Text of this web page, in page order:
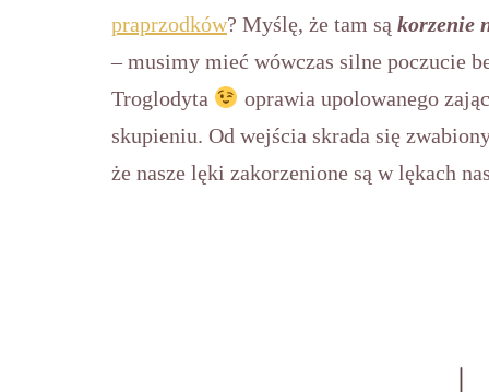
praprzodków? Myślę, że tam są korzenie
– musimy mieć wówczas silne poczucie
Troglodyta
oprawia upolowanego
skupieniu. Od wejścia skrada się
że nasze lęki zakorzenione są w lękach